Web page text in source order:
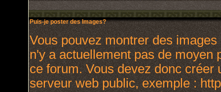
Puis-je poster des Images?
Vous pouvez montrer des
n'y a actuellement pas de moyen
ce forum. Vous devez donc
serveur web public, exemple :